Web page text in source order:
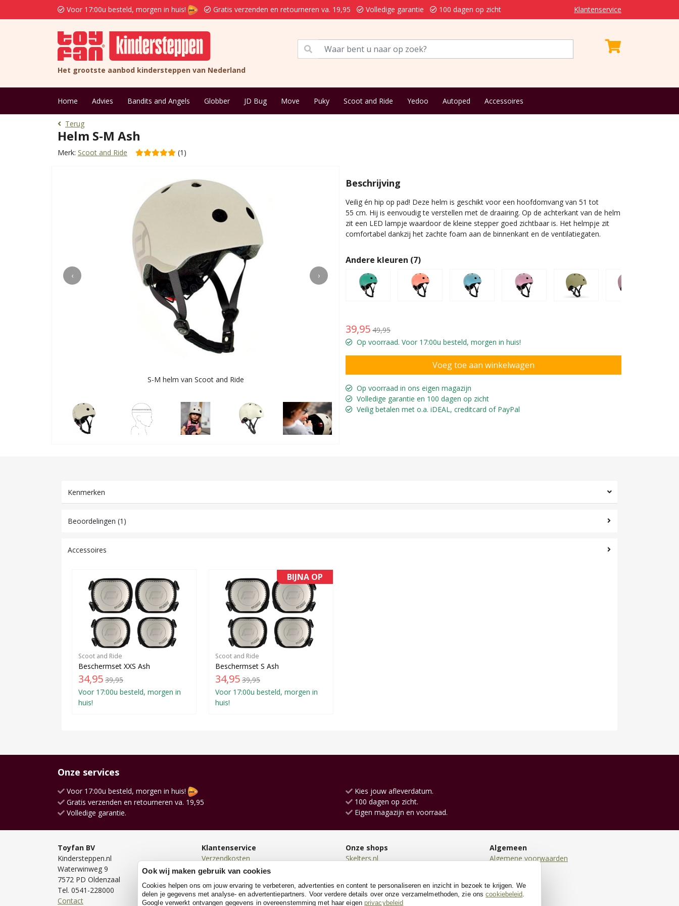
Voor 17:00u besteld, morgen in huis! Gratis verzenden en retourneren va. 19,95 Volledige garantie 100 dagen op zicht Klantenservice
Het grootste aanbod kindersteppen van Nederland
Home Advies Bandits and Angels Globber JD Bug Move Puky Scoot and Ride Yedoo Autoped Accessoires
Terug
Helm S-M Ash
Merk: Scoot and Ride (1)
‹ ›
S-M helm van Scoot and Ride
Beschrijving
Veilig én hip op pad! Deze helm is geschikt voor een hoofdomvang van 51 tot
55 cm. Hij is eenvoudig te verstellen met de draairing. Op de achterkant van de helm
zit een LED lampje waardoor de kleine stepper goed zichtbaar is. Het helmpje zit
comfortabel dankzij het zachte foam aan de binnenkant en de ventilatiegaten.
Andere kleuren (7)
39,95 49,95
Op voorraad. Voor 17:00u besteld, morgen in huis!
Op voorraad in ons eigen magazijn
Volledige garantie en 100 dagen op zicht
Veilig betalen met o.a. iDEAL, creditcard of PayPal
Kenmerken
Beoordelingen (1)
Accessoires
Scoot and Ride
Beschermset XXS Ash
34,95 39,95
Voor 17:00u besteld, morgen in
huis!
BIJNA OP
Scoot and Ride
Beschermset S Ash
34,95 39,95
Voor 17:00u besteld, morgen in
huis!
Onze services
Voor 17:00u besteld, morgen in huis!
Gratis verzenden en retourneren va. 19,95
Volledige garantie.
Kies jouw afleverdatum.
100 dagen op zicht.
Eigen magazijn en voorraad.
Toyfan BV
Kindersteppen.nl
Waterwinweg 9
7572 PD Oldenzaal
Tel. 0541-228000
Contact
Klantenservice
Verzendkosten
Bezorgen
Betalen
Retourneren
Onze shops
Skelters.nl
TrampolineXL.nl
Poppenwagen.nl
Algemeen
Algemene voorwaarden
Cookies
Ook wij maken gebruik van cookies
Cookies helpen ons om jouw ervaring te verbeteren, advertenties en content te personaliseren en inzicht in bezoek te krijgen. We
delen je gegevens met analyse- en advertentiepartners. Voor verdere details over onze verzamelmethoden, zie onscookiebeleid
Google verwerkt ontvangen gegevens in overeenstemming met haar eigen privacybeleid